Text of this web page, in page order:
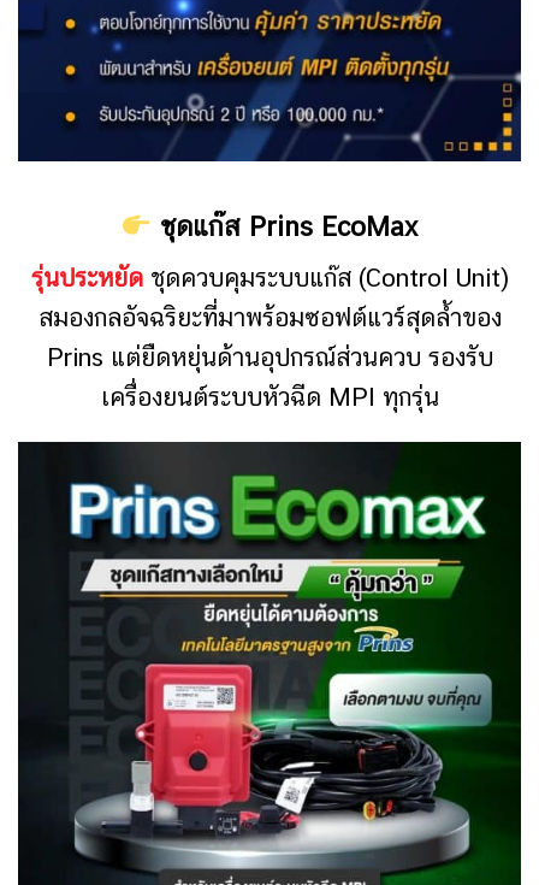
ชุดแก๊ส Prins EcoMax
รุ่นประหยัด ชุดควบคุมระบบแก๊ส (Control Unit)
สมองกลอัจฉริยะที่มาพร้อมซอฟต์แวร์สุดล้ำของ
Prins แต่ยืดหยุ่นด้านอุปกรณ์ส่วนควบ รองรับ
เครื่องยนต์ระบบหัวฉีด MPI ทุกรุ่น